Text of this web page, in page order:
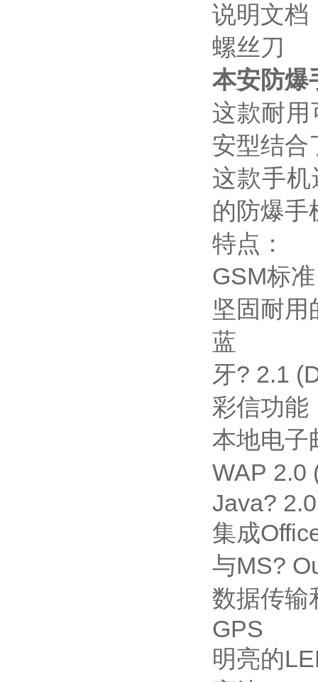
说明文档
螺丝刀
本安防爆
这款耐用
安型结合
这款手
的防爆手
特点：
GSM标
坚固耐用
蓝
牙? 2.1
彩信功能
本地电子
WAP 2.0
Java?
集成
与MS?
数据传输
GPS
明亮的